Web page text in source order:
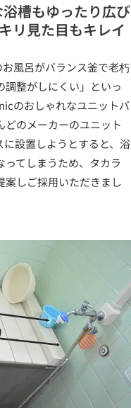
槽もゆったり広び
リ見た目もキレイ
風呂がバランス釜で老朽
整がしにくい」といっ
のおしゃれなユニットバ
どのメーカーのユニット
設置しようとすると、浴
てしまうため、タカラ
案しご採用いただきまし